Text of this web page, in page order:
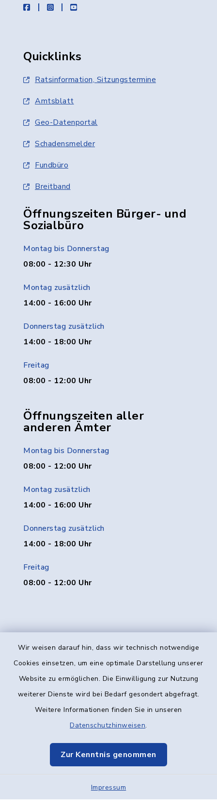
Wir weisen darauf hin, dass wir technisch notwendige
Cookies einsetzen, um eine optimale Darstellung unserer
Website zu ermöglichen. Die Einwilligung zur Nutzung
weiterer Dienste wird bei Bedarf gesondert abgefragt.
Weitere Informationen finden Sie in unseren
Datenschutzhinweisen.
Zur Kenntnis genommen
Impressum
facebookinstagramyoutube
Quicklinks
Ratsinformation, Sitzungstermine
Amtsblatt
Geo-Datenportal
Schadensmelder
Fundbüro
Breitband
Öffnungszeiten Bürger- und
Sozialbüro
Montag bis Donnerstag
08:00 - 12:30 Uhr
Montag zusätzlich
14:00 - 16:00 Uhr
Donnerstag zusätzlich
14:00 - 18:00 Uhr
Freitag
08:00 - 12:00 Uhr
Öffnungszeiten aller
anderen Ämter
Montag bis Donnerstag
08:00 - 12:00 Uhr
Montag zusätzlich
14:00 - 16:00 Uhr
Donnerstag zusätzlich
14:00 - 18:00 Uhr
Freitag
08:00 - 12:00 Uhr
Kontakt
Datenschutz
Elektronische Kommunikation
Sitemap